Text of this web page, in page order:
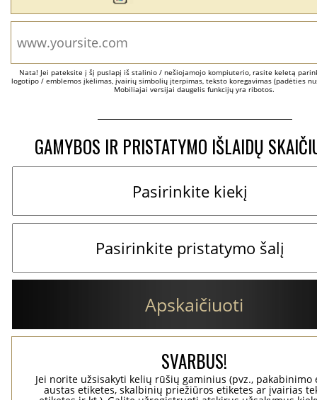
Nata! Jei pateksite į šį puslapį iš stalinio / nešiojamojo kompiuterio, rasite keletą
logotipo / emblemos įkėlimas, įvairių simbolių įterpimas, teksto koregavimas (padėties
Mobiliajai versijai daugelis funkcijų yra ribotos.
GAMYBOS IR PRISTATYMO IŠLAIDŲ
Apskaičiuoti
SVARBUS!
Jei norite užsisakyti kelių rūšių gaminius (pvz., pakabinimo
austas etiketes, skalbinių priežiūros etiketes ar įvairias